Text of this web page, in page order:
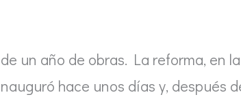
un año de obras. La reforma, en la
hace unos días y, después